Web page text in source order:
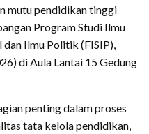
mutu pendidikan tinggi
Program Studi Ilmu
dan Ilmu Politik (FISIP),
di Aula Lantai 15 Gedung
penting dalam proses
tata kelola pendidikan,